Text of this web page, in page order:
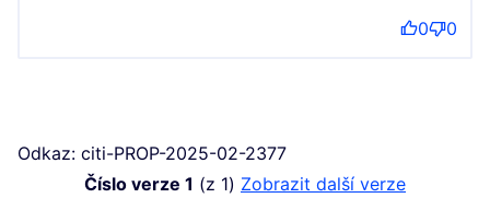
0 0
Odkaz: citi-PROP-2025-02-2377
Číslo verze 1 (z 1) zobrazit další verze